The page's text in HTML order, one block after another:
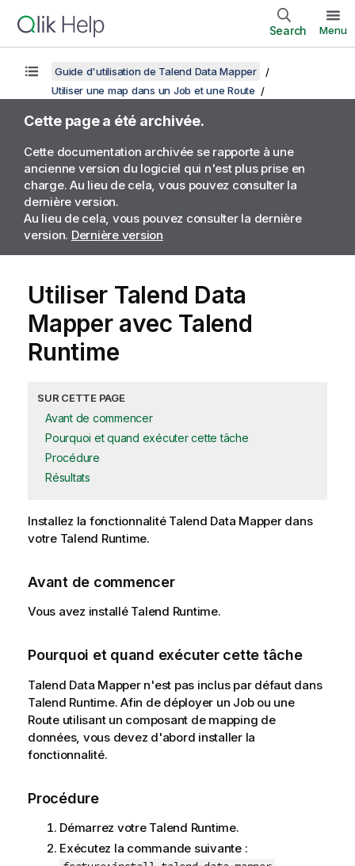
Search Menu
Guide d'utilisation de Talend Data Mapper
Utiliser une map dans un Job et une Route
Cette page a été archivée.
Cette documentation archivée se rapporte à une
ancienne version du logiciel qui n'est plus prise en
charge. Au lieu de cela, vous pouvez consulter la
dernière version.
Au lieu de cela, vous pouvez consulter la dernière
version. Dernière version
Utiliser Talend Data
Mapperavec Talend
Runtime
SUR CETTE PAGE
Avant de commencer
Pourquoi et quand exécuter cette tâche
Procédure
Résultats
Installez la fonctionnalité Talend Data Mapperdans
votre Talend Runtime.
Avant de commencer
Vous avez installé Talend Runtime.
Pourquoi et quand exécuter cette tâche
Talend Data Mappern'est pas inclus par défaut dans
Talend Runtime. Afin de déployer un Job ou une
Route utilisant un composant de mapping de
données, vous devez d'abord installer la
fonctionnalité.
Procédure
Démarrez votre Talend Runtime.
Exécutez la commande suivante :